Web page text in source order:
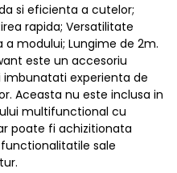
si eficienta a cutelor;
rapida; Versatilitate
modului; Lungime de 2m.
este un accesoriu
experienta de
Aceasta nu este inclusa in
multifunctional cu
poate fi achizitionata
sale